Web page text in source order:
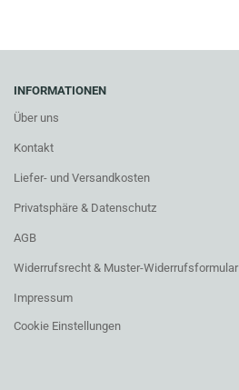
INFORMATIONEN
Über uns
Kontakt
Liefer- und Versandkosten
Privatsphäre & Datenschutz
AGB
Widerrufsrecht & Muster-Widerrufsformular
Impressum
Cookie Einstellungen